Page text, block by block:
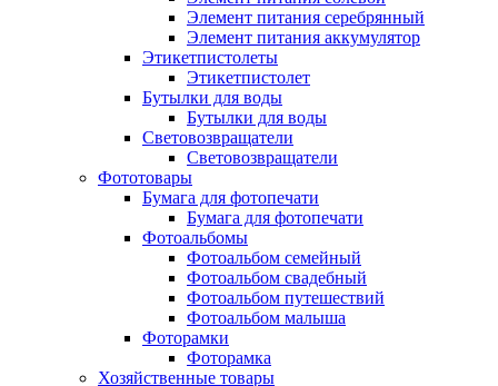
Элемент питания серебрянный
Элемент питания аккумулятор
Этикетпистолеты
Этикетпистолет
Бутылки для воды
Бутылки для воды
Световозвращатели
Световозвращатели
Фототовары
Бумага для фотопечати
Бумага для фотопечати
Фотоальбомы
Фотоальбом семейный
Фотоальбом свадебный
Фотоальбом путешествий
Фотоальбом малыша
Фоторамки
Фоторамка
Хозяйственные товары